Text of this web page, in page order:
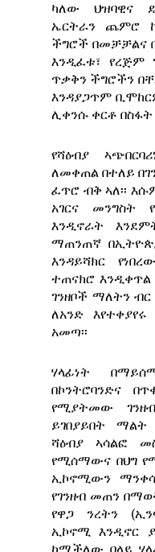
ካለው ህዝባዊና
ኤርትራን ጨምሮ
ችግሮች በመቻቻልና
እንዲፈቱ፣ የረጅም
ጥቃቅን ችግሮችን
እንዳያጋጥም
ሊቀንሱ ቀርቶ
የሻዕብያ
ለመቀጠል በተለይ
ፈጥሮ ብቅ ኣለ፡፡
አገርና መንግስት
እንዲኖራት
ማጠንጠኛ
እንዳይሻክር
ተጠናክሮ
ገንዘቦች ማለትን
ለአንድ
አመጣ፡፡
ሃላፊነት
በኮንትሮባንድና
የሚያትመው
ይገበያይበት ማልት
ሻዕብያ ኣሳልፎ
የሚሰማውና በህግ
ኢኮኖሚውን
የገንዘብ መጠን
የዋጋ ንረትን
ኢኮኖሚ እንዲኖር